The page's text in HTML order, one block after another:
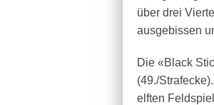
über drei
ausgebissen
Die «Black
(49./
elften